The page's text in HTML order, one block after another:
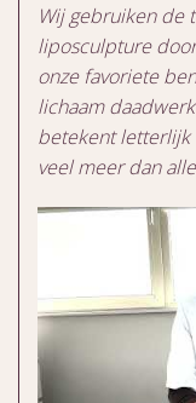
Wij gebruiken de
liposculpture
onze favoriete
lichaam
betekent letterlijk
veel meer dan